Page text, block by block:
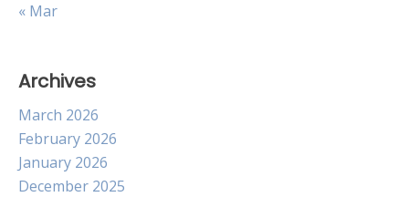
« Mar
Archives
March 2026
February 2026
January 2026
December 2025